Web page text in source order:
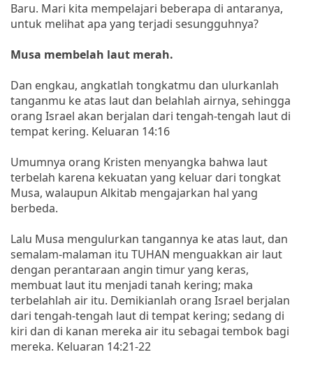
Baru. Mari kita mempelajari beberapa di antaranya,
untuk melihat apa yang terjadi sesungguhnya?
Musa membelah laut merah.
Dan engkau, angkatlah tongkatmu dan ulurkanlah
tanganmu ke atas laut dan belahlah airnya, sehingga
orang Israel akan berjalan dari tengah-tengah laut di
tempat kering. Keluaran 14:16
Umumnya orang Kristen menyangka bahwa laut
terbelah karena kekuatan yang keluar dari tongkat
Musa, walaupun Alkitab mengajarkan hal yang
berbeda.
Lalu Musa mengulurkan tangannya ke atas laut, dan
semalam-malaman itu TUHAN menguakkan air laut
dengan perantaraan angin timur yang keras,
membuat laut itu menjadi tanah kering; maka
terbelahlah air itu. Demikianlah orang Israel berjalan
dari tengah-tengah laut di tempat kering; sedang di
kiri dan di kanan mereka air itu sebagai tembok bagi
mereka. Keluaran 14:21-22